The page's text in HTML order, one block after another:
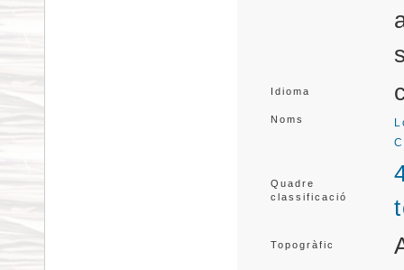
Idioma
Noms
Quadre
classificació
Topogràfic